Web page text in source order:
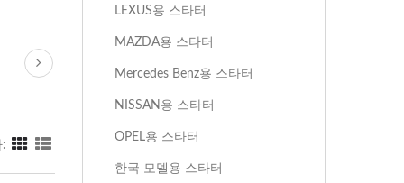
:
LEXUS용 스타터
MAZDA용 스타터
Mercedes Benz용 스타터
NISSAN용 스타터
OPEL용 스타터
한국 모델용 스타터